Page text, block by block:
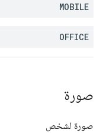
MOBILE
OFFICE
صورة
صورة لشخص